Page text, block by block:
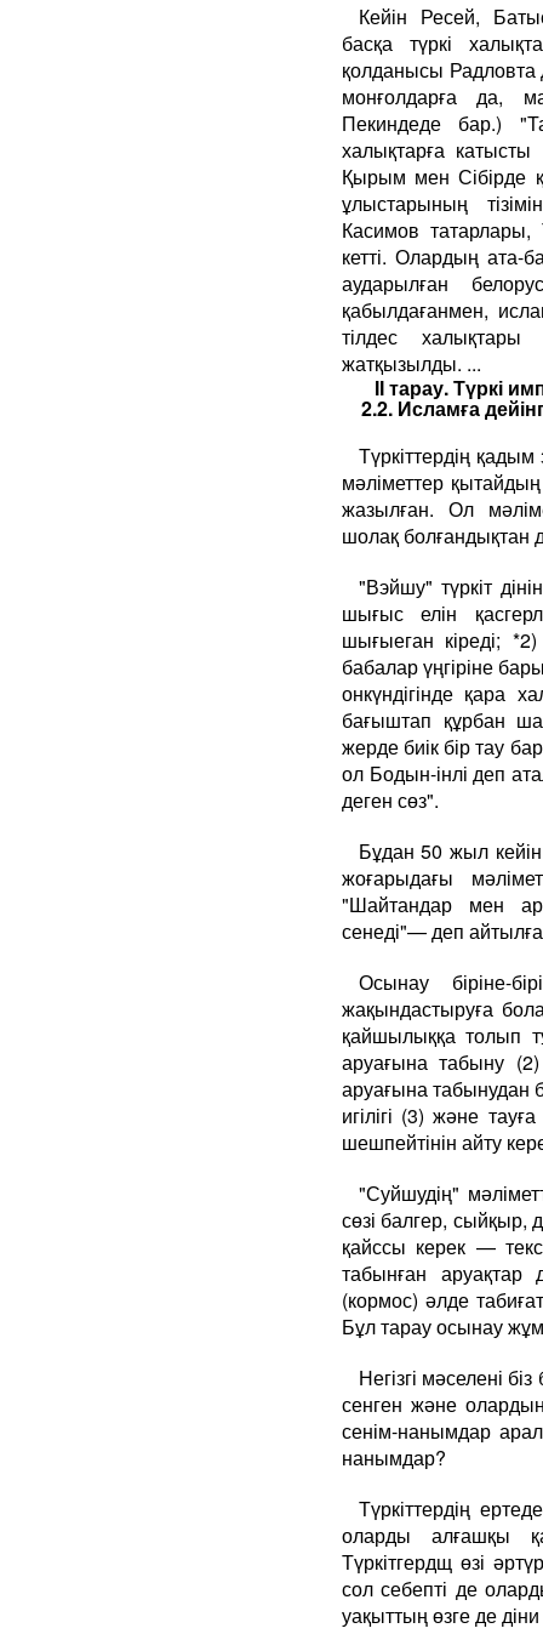
Кейін Ресей,
басқа түркі
қолданысы Радловта
монғолдарға да,
Пекиндеде бар.)
халықтарға
Қырым мен
ұлыстарының
Касимов
кетті. Олардың
аударылған
қабылдағанмен,
тілдес
жатқызылды. ...
ІІ тарау. Түркі
2.2. Исламға
Түркіттердің қадым
мәліметтер
жазылған. Ол
шолақ болғандықтан
"Вэйшу" түркіт
шығыс елін
шығыеган кіреді;
бабалар үңгіріне
онкүндігінде қара
бағыштап құрбан
жерде биік бір тау
ол Бодын-інлі деп
деген сөз".
Бұдан 50 жыл
жоғарыдағы
"Шайтандар мен
сенеді"— деп
Осынау біріне-
жақындастыруға
қайшылыққа толып
аруағына табыну (2)
аруағына табынудан
игілігі (3) және
шешпейтінін айту
"Суйшудің"
сөзі балгер, сыйқыр,
қайссы керек —
табынған аруақтар
(кормос) әлде
Бұл тарау осынау
Негізгі мәселені
сенген және
сенім-нанымдар
нанымдар?
Түркіттердің
оларды алғашқы
Түркітгердщ өзі
сол себепті де
уақыттың өзге де